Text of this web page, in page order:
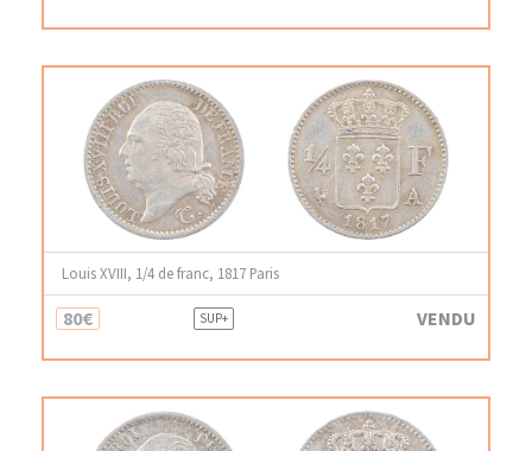
Louis XVIII, 1/4 de franc, 1817 Paris
80€ SUP+ VENDU